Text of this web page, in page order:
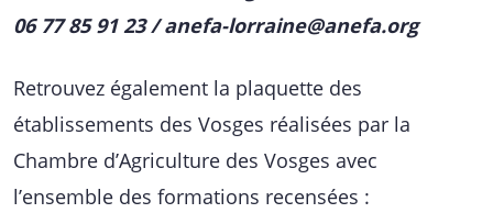
06 77 85 91 23 / anefa-lorraine@anefa.org
Retrouvez également la plaquette des
établissements des Vosges réalisées par la
Chambre d’Agriculture des Vosges avec
l’ensemble des formations recensées :